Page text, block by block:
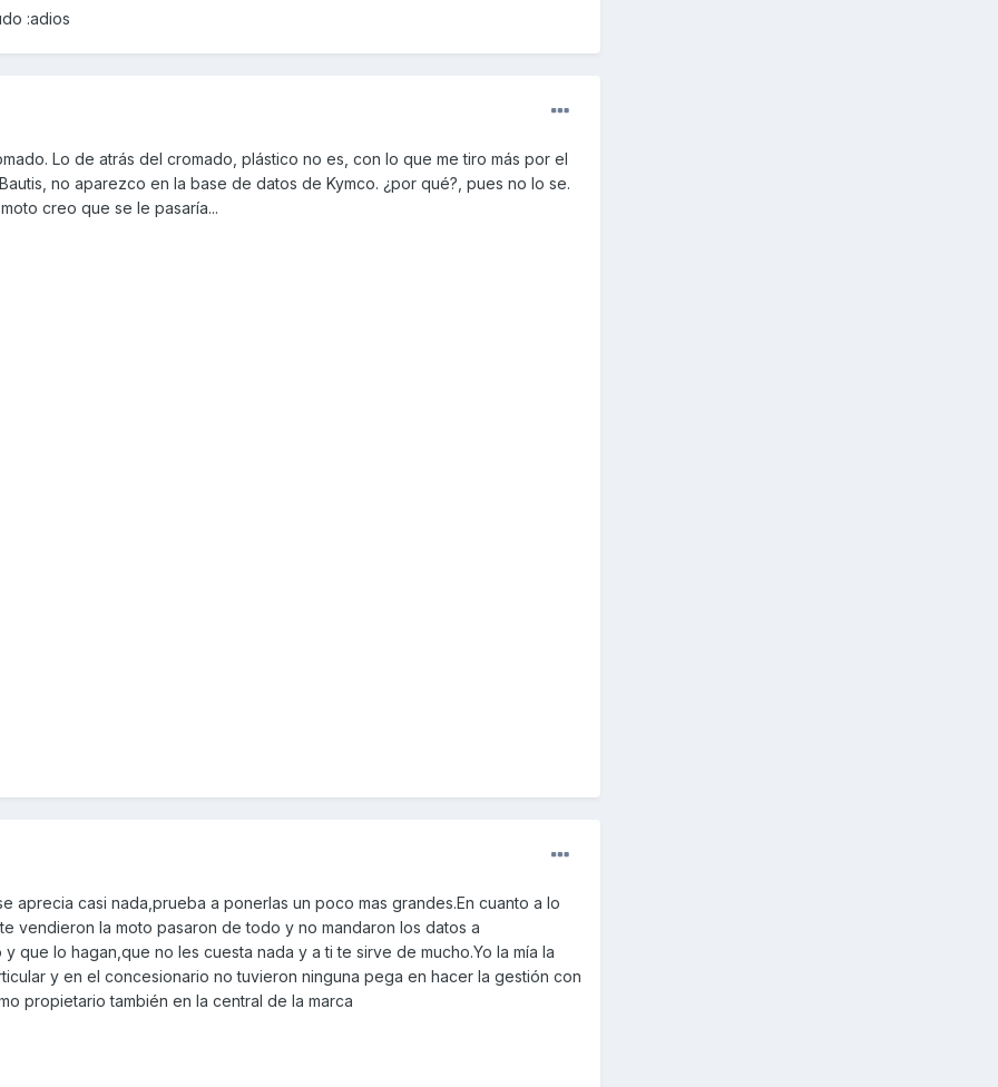
:adios
Lo de atrás del cromado, plástico no es, con lo que me tiro más por el
no aparezco en la base de datos de Kymco. ¿por qué?, pues no lo se.
creo que se le pasaría...
aprecia casi nada,prueba a ponerlas un poco mas grandes.En cuanto a lo
vendieron la moto pasaron de todo y no mandaron los datos a
que lo hagan,que no les cuesta nada y a ti te sirve de mucho.Yo la mía la
y en el concesionario no tuvieron ninguna pega en hacer la gestión con
propietario también en la central de la marca